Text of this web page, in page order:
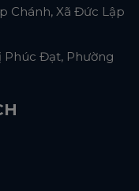
Chánh, Xã Đức Lập
Phúc Đạt, Phường